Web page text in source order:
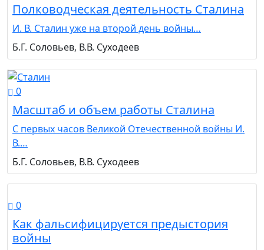
Полководческая деятельность Сталина
И. В. Сталин уже на второй день войны…
Б.Г. Соловьев, В.В. Суходеев
0
Масштаб и объем работы Сталина
С первых часов Великой Отечественной войны И.
В.…
Б.Г. Соловьев, В.В. Суходеев
0
Как фальсифицируется предыстория
войны